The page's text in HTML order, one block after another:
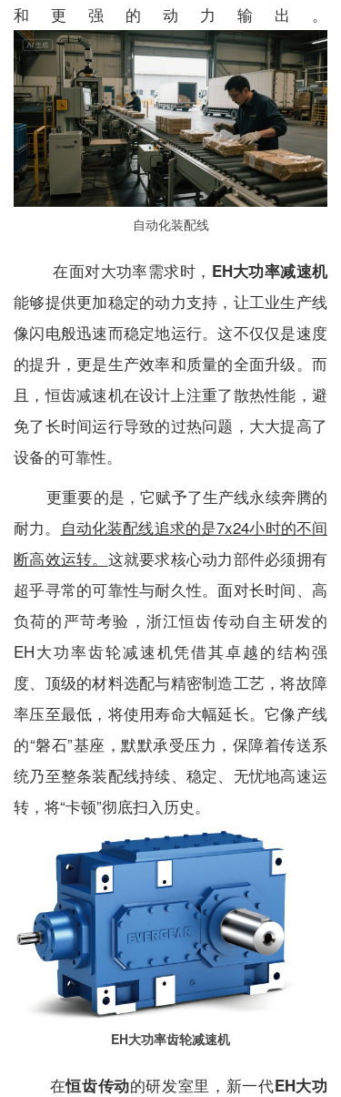
和更强的动力输出。
自动化装配线
在面对大功率需求时， EH大功率减速机
能够提供更加稳定的动力支持，让工业生产线
像闪电般迅速而稳定地运行。这不仅仅是速度
的提升，更是生产效率和质量的全面升级。而
且，恒齿减速机在设计上注重了散热性能，避
免了长时间运行导致的过热问题，大大提高了
设备的可靠性。
更重要的是，它赋予了生产线永续奔腾的
耐力。 自动化装配线追求的是7x24小时的不间
断高效运转。 这就要求核心动力部件必须拥有
超乎寻常的可靠性与耐久性。面对长时间、高
负荷的严苛考验，浙江恒齿传动自主研发的
EH大功率齿轮减速机凭借其卓越的结构强
度、顶级的材料选配与精密制造工艺，将故障
率压至最低，将使用寿命大幅延长。它像产线
的“磐石”基座，默默承受压力，保障着传送系
统乃至整条装配线持续、稳定、无忧地高速运
转，将“卡顿”彻底扫入历史。
EH大功率齿轮减速机
在恒齿传动的研发室里，新一代EH大功